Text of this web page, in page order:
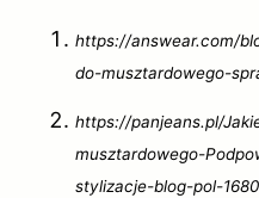
https://answear.com/
do-musztardowego-
https://panjeans.pl/
musztardowego-
stylizacje-blog-pol-